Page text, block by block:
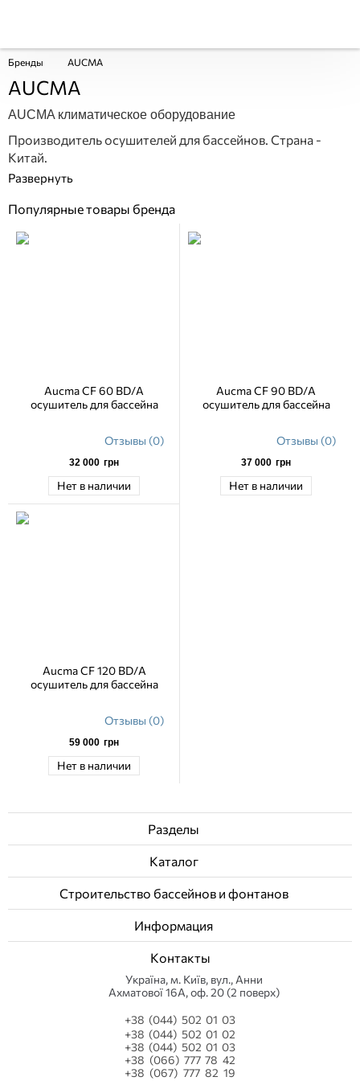
Бренды AUCMA
AUCMA
AUCMA климатическое оборудование
Производитель осушителей для бассейнов. Страна -
Китай.
Популярные товары бренда
Aucma CF 60 BD/A
осушитель для бассейна
Отзывы (0)
32 000 грн
Нет в наличии
Aucma CF 90 BD/A
осушитель для бассейна
Отзывы (0)
37 000 грн
Нет в наличии
Aucma CF 120 BD/A
осушитель для бассейна
Отзывы (0)
59 000 грн
Нет в наличии
Разделы
Каталог
Строительство бассейнов и фонтанов
Информация
Контакты
Українa, м. Київ, вул., Анни
Ахматової 16А, оф. 20 (2 поверх)
+38 (044) 502 01 03
+38 (044) 502 01 02
+38 (044) 502 01 03
+38 (066) 777 78 42
+38 (067) 777 82 19